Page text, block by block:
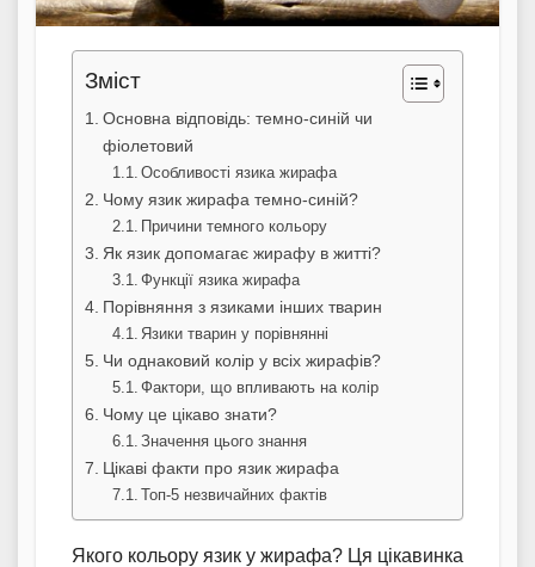
Зміст
Основна відповідь: темно-синій чи
фіолетовий
Особливості язика жирафа
Чому язик жирафа темно-синій?
Причини темного кольору
Як язик допомагає жирафу в житті?
Функції язика жирафа
Порівняння з язиками інших тварин
Язики тварин у порівнянні
Чи однаковий колір у всіх жирафів?
Фактори, що впливають на колір
Чому це цікаво знати?
Значення цього знання
Цікаві факти про язик жирафа
Топ-5 незвичайних фактів
Якого кольору язик у жирафа? Ця цікавинка